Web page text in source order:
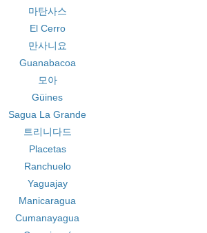
마탄사스
El Cerro
만사니요
Guanabacoa
모아
Güines
Sagua La Grande
트리니다드
Placetas
Ranchuelo
Yaguajay
Manicaragua
Cumanayagua